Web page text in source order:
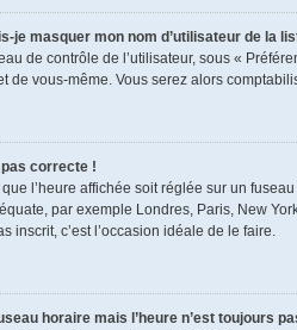
je masquer mon nom d’utilisateur de la
de contrôle de l’utilisateur, sous «
de vous-même. Vous serez alors
pas correcte !
que l’heure affichée soit réglée sur un
par exemple Londres, Paris, New
inscrit, c’est l’occasion idéale de le faire.
horaire mais l’heure n’est toujours